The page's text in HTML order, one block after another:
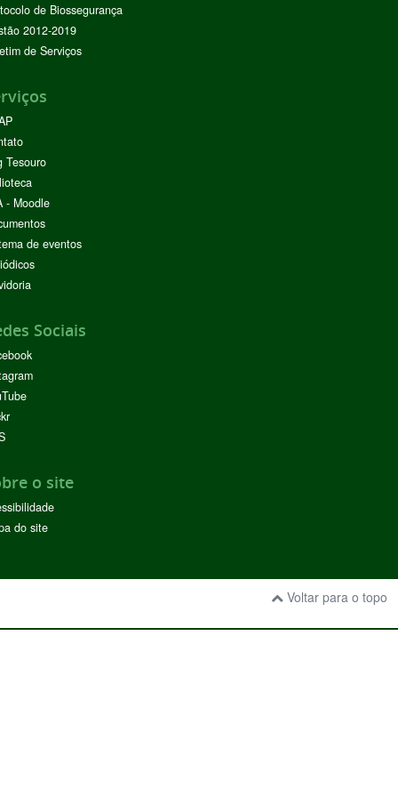
de Biossegurança
2012-2019
de Serviços
Tesouro
- Moodle
de eventos
Sociais
o site
do site
Voltar para o topo